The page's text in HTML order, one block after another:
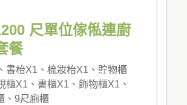
尺單位傢俬連廚
餐
書枱X1、梳妝枱X1、貯物櫃
櫃X1、書櫃X1、飾物櫃X1、
、9尺廁櫃